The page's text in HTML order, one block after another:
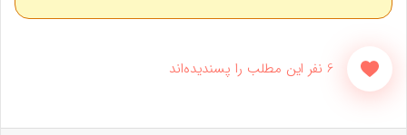
6 نفر این مطلب را پسندیده‌اند